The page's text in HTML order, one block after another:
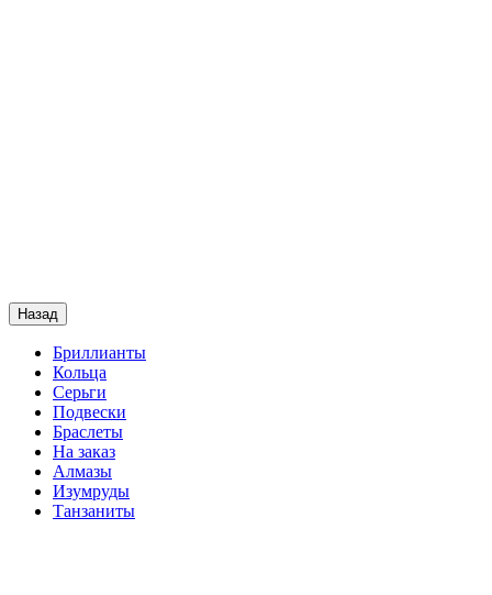
Назад
Бриллианты
Кольца
Серьги
Подвески
Браслеты
На заказ
Алмазы
Изумруды
Танзаниты